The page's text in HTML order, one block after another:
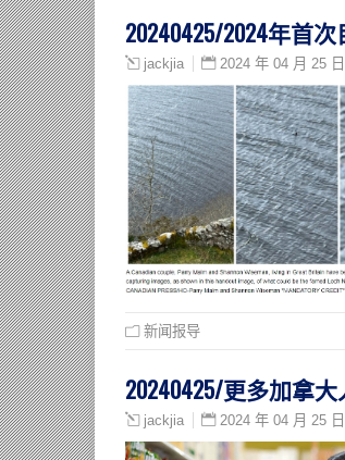
20240425/2024年首
jackjia 2024 年 04 月 25 日
新闻报导
20240425/更多加拿
jackjia 2024 年 04 月 25 日